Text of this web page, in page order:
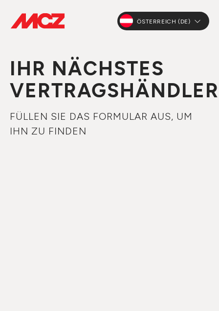
ÖSTERREICH (DE)
IHR NÄCHSTES
VERTRAGSHÄNDLER
FÜLLEN SIE DAS FORMULAR AUS, UM
IHN ZU FINDEN